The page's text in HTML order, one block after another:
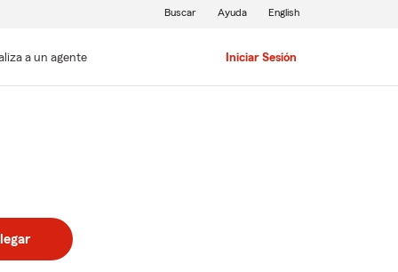
a un agente Iniciar Sesión
Buscar Ayuda English